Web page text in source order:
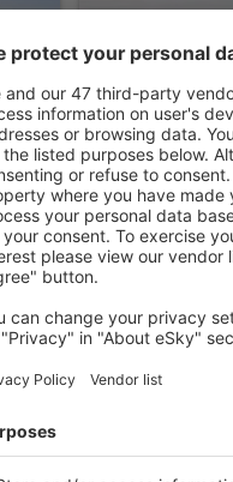
ACRO
Lechaio, 14
LOUTRAKI